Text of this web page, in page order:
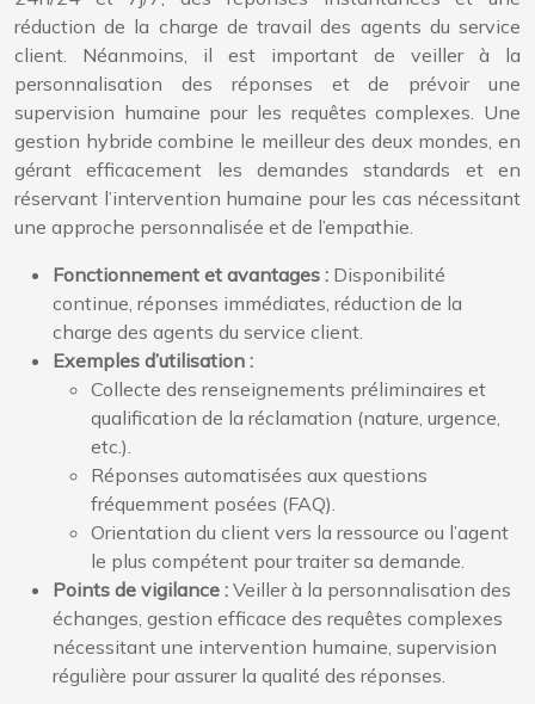
réduction de la charge de travail des agents du service
client. Néanmoins, il est important de veiller à la
personnalisation des réponses et de prévoir une
supervision humaine pour les requêtes complexes. Une
gestion hybride combine le meilleur des deux mondes, en
gérant efficacement les demandes standards et en
réservant l’intervention humaine pour les cas nécessitant
une approche personnalisée et de l’empathie.
Fonctionnement et avantages : Disponibilité
continue, réponses immédiates, réduction de la
charge des agents du service client.
Exemples d’utilisation :
Collecte des renseignements préliminaires et
qualification de la réclamation (nature, urgence,
etc.).
Réponses automatisées aux questions
fréquemment posées (FAQ).
Orientation du client vers la ressource ou l’agent
le plus compétent pour traiter sa demande.
Points de vigilance : Veiller à la personnalisation des
échanges, gestion efficace des requêtes complexes
nécessitant une intervention humaine, supervision
régulière pour assurer la qualité des réponses.